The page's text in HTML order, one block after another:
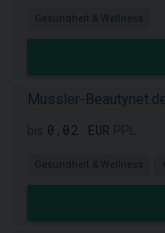
Gesundheit & Wellness
Mussler-
0,02 EUR
Gesundheit & Wellness